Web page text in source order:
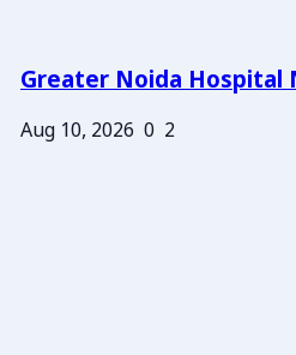
Greater Noida Hospital
Aug 10, 2026 0 2